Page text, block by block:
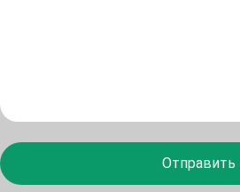
Отправить